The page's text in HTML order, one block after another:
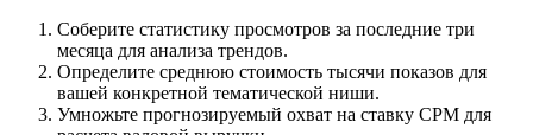
Соберите статистику просмотров за последние три
месяца для анализа трендов.
Определите среднюю стоимость тысячи показов для
вашей конкретной тематической ниши.
Умножьте прогнозируемый охват на ставку CPM для